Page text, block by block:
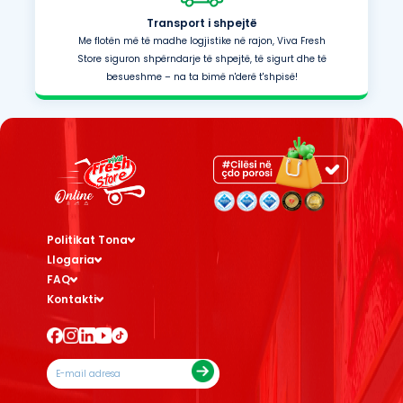
Transport i shpejtë
Me flotën më të madhe logjistike në rajon, Viva Fresh
Store siguron shpërndarje të shpejtë, të sigurt dhe të
besueshme – na ta bimë n'derë t'shpisë!
Politikat Tona
Llogaria
FAQ
Kontakti